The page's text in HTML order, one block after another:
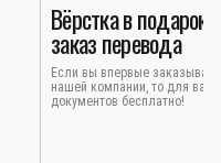
Вёрстка в подарок
заказ перевода
Если вы впервые
нашей компании, то для вас
документов бесплатно!